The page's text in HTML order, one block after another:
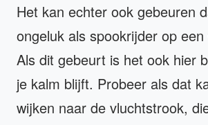
Het kan echter ook gebeuren
ongeluk als spookrijder op
Als dit gebeurt is het ook hier
je kalm blijft. Probeer als dat
wijken naar de vluchtstrook,